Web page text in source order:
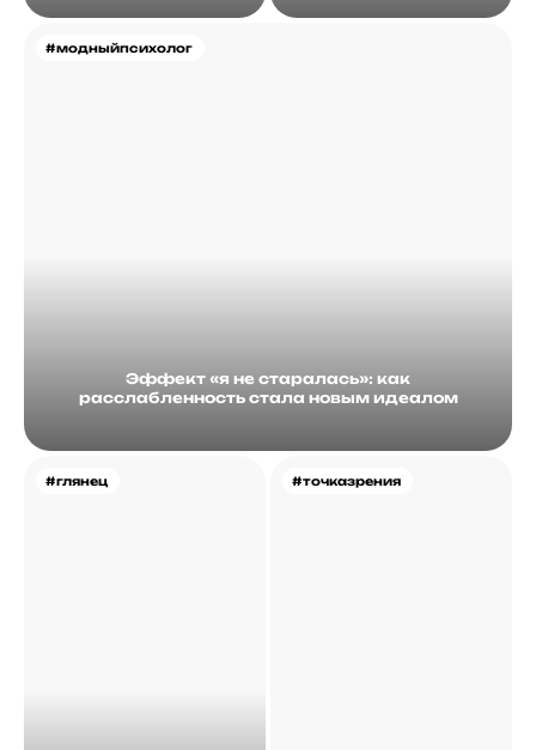
#модныйпсихолог
Эффект «я не старалась»: как
расслабленность стала новым идеалом
#глянец #точказрения